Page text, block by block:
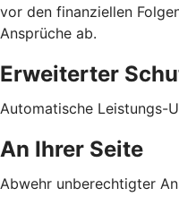
vor den finanziellen
Ansprüche ab.
Erweiterter
Automatische Leistungs-
An Ihrer Seite
Abwehr unberechtigter